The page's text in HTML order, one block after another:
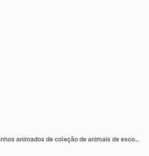
Volta para desenhos animados de coleção de animais de escola